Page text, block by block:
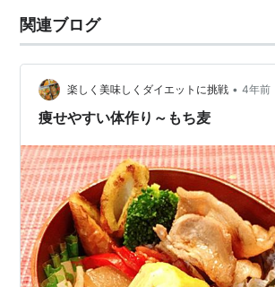
関連ブログ
楽しく美味しくダイエットに挑戦 • 4年前
痩せやすい体作り～もち麦